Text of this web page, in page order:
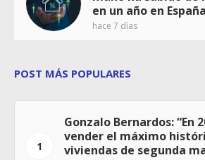
en un año en España
hace 7 días
POST MÁS POPULARES
1
Gonzalo Bernardos: “En
vender el máximo
viviendas de segunda